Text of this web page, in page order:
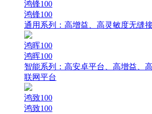
鸿锋100
鸿锋100
通用系列： 高增益、高灵敏度无缝
鸿晖100
鸿晖100
智能系列： 高安卓平台、高增益、
联网平台
鸿致100
鸿致100